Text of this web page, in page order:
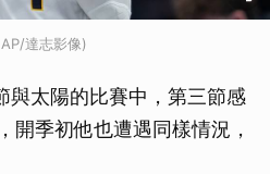
達志影像)
太陽的比賽中，第三節感
開季初他也遭遇同樣情況，